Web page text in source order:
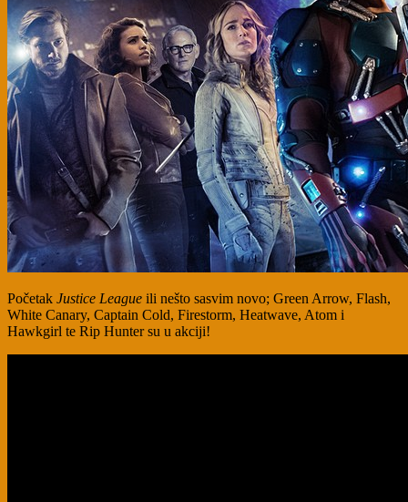
Početak Justice League ili nešto sasvim novo; Green Arrow, Flash,
White Canary, Captain Cold, Firestorm, Heatwave, Atom i
Hawkgirl te Rip Hunter su u akciji!